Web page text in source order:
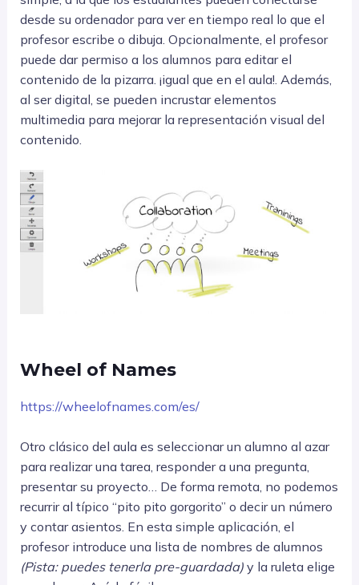
desde su ordenador para ver en tiempo real lo que el
profesor escribe o dibuja. Opcionalmente, el profesor
puede dar permiso a los alumnos para editar el
contenido de la pizarra. ¡igual que en el aula!. Además,
al ser digital, se pueden incrustar elementos
multimedia para mejorar la representación visual del
contenido.
Wheel of Names
https://wheelofnames.com/es/
Otro clásico del aula es seleccionar un alumno al azar
para realizar una tarea, responder a una pregunta,
presentar su proyecto… De forma remota, no podemos
recurrir al típico “pito pito gorgorito” o decir un número
y contar asientos. En esta simple aplicación, el
profesor introduce una lista de nombres de alumnos
(Pista: puedes tenerla pre-guardada)y la ruleta elige